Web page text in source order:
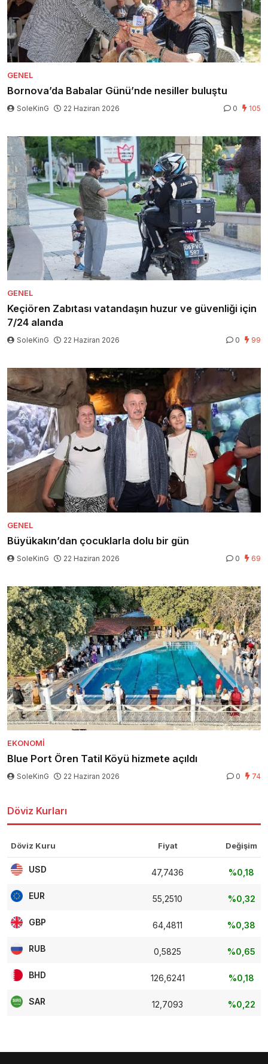
GENEL
Bornova’da Babalar Günü’nde nesiller buluştu
SoleKinG 22 Haziran 2026 0 105
GENEL
Keçiören Zabıtası vatandaşın huzur ve güvenliği için
7/24 alanda
SoleKinG 22 Haziran 2026 0 99
GENEL
Büyükakın’dan çocuklarla dolu bir gün
SoleKinG 22 Haziran 2026 0 69
EKONOMI
Blue Port Ören Tatil Köyü hizmete açıldı
SoleKinG 22 Haziran 2026 0 74
Döviz Kurları
Döviz Kuru Fiyat Değişim
USD 47,7436 %0,18
EUR 55,2510 %0,32
GBP 64,4811 %0,38
RUB 0,5825 %0,65
BHD 126,6241 %0,18
SAR 12,7093 %0,22